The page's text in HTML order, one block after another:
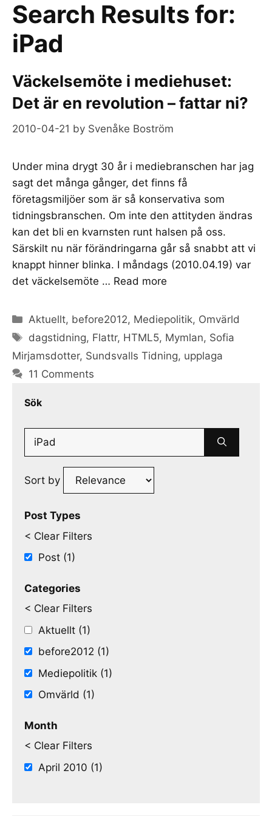
Search Results for:
iPad
Väckelsemöte i mediehuset:
Det är en revolution – fattar ni?
2010-04-21 by Svenåke Boström
Under mina drygt 30 år i mediebranschen har jag
sagt det många gånger, det finns få
företagsmiljöer som är så konservativa som
tidningsbranschen. Om inte den attityden ändras
kan det bli en kvarnsten runt halsen på oss.
Särskilt nu när förändringarna går så snabbt att vi
knappt hinner blinka. I måndags (2010.04.19) var
det väckelsemöte … Read more
Categories
Aktuellt, before2012, Mediepolitik, Omvärld
Tags
dagstidning, Flattr, HTML5, Mymlan, Sofia
Mirjamsdotter, Sundsvalls Tidning, upplaga
11 Comments
Sök
Search
Sort by
Post Types
< Clear Filters
Post (1)
Categories
< Clear Filters
Aktuellt (1)
before2012 (1)
Mediepolitik (1)
Omvärld (1)
Month
< Clear Filters
April 2010 (1)